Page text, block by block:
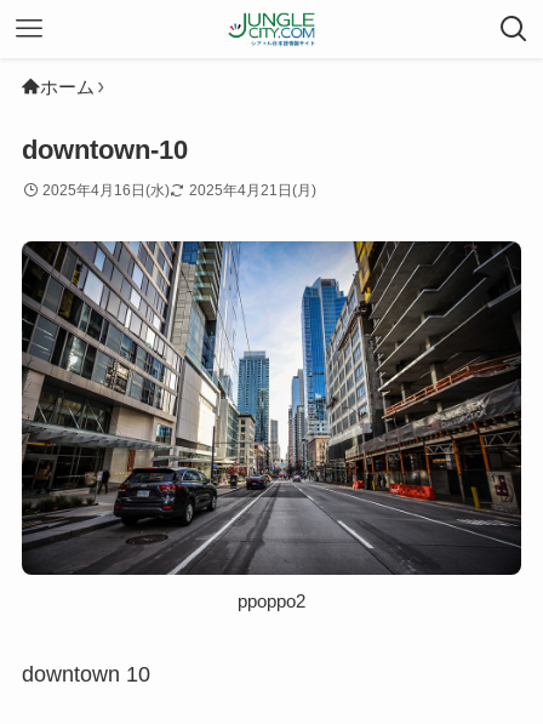
ホーム
downtown-10
2025年4月16日(水) 2025年4月21日(月)
ppoppo2
downtown 10